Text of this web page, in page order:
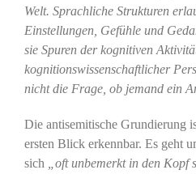
Welt. Sprachliche Strukturen
Einstellungen, Gefühle und
sie Spuren der kognitiven
kognitionswissenschaftlicher
nicht die Frage, ob jemand ein
Die antisemitische Grundierung
ersten Blick erkennbar. Es geht
sich
„oft unbemerkt in den Kopf